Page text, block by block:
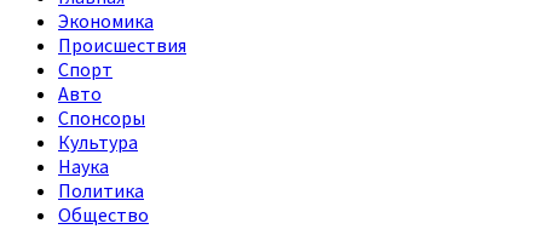
Экономика
Происшествия
Спорт
Авто
Спонсоры
Культура
Наука
Политика
Общество